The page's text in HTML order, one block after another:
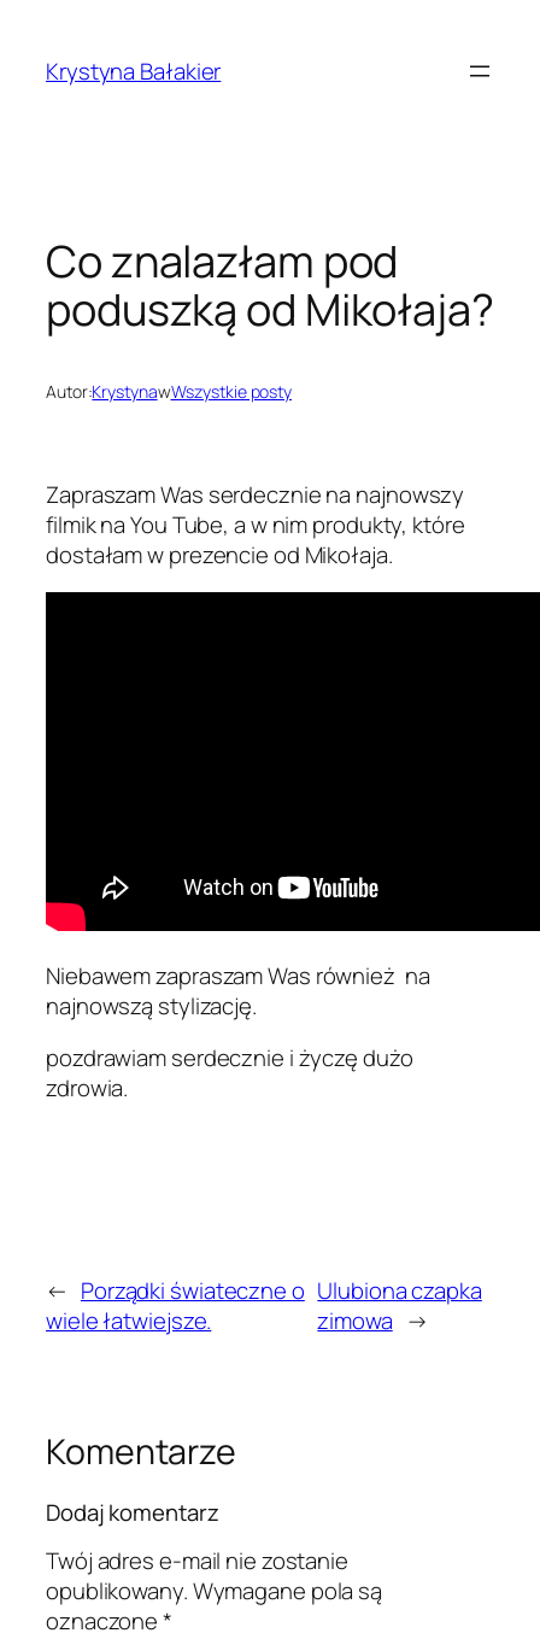
treściKrystyna Bałakier
Co znalazłam pod
poduszką od Mikołaja?
Autor:KrystynawWszystkie posty
Zapraszam Was serdecznie na najnowszy
filmik na You Tube, a w nim produkty, które
dostałam w prezencie od Mikołaja.
Niebawem zapraszam Was również na
najnowszą stylizację.
pozdrawiam serdecznie i życzę dużo
zdrowia.
← Porządki świateczne o
wiele łatwiejsze.
Ulubiona czapka
zimowa →
Komentarze
Dodaj komentarz
Twój adres e-mail nie zostanie
opublikowany.Wymagane pola są
oznaczone*